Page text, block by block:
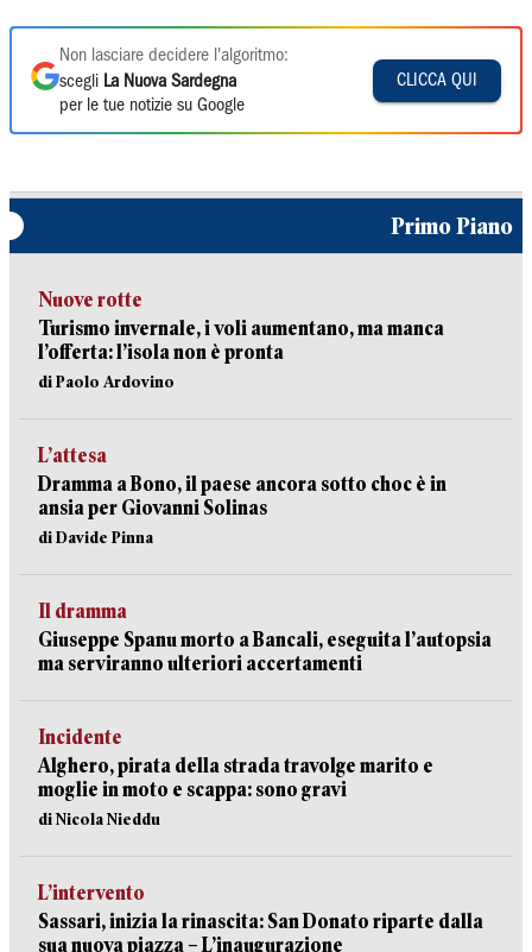
Non lasciare decidere l'algoritmo:
scegli La Nuova Sardegna
per le tue notizie su Google
CLICCA QUI
Primo Piano
Nuove rotte
Turismo invernale, i voli aumentano, ma manca
l’offerta: l’isola non è pronta
di Paolo Ardovino
L’attesa
Dramma a Bono, il paese ancora sotto choc è in
ansia per Giovanni Solinas
di Davide Pinna
Il dramma
Giuseppe Spanu morto a Bancali, eseguita l’autopsia
ma serviranno ulteriori accertamenti
Incidente
Alghero, pirata della strada travolge marito e
moglie in moto e scappa: sono gravi
di Nicola Nieddu
L’intervento
Sassari, inizia la rinascita: San Donato riparte dalla
sua nuova piazza – L’inaugurazione